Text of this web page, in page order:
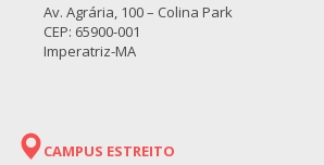
Av. Agrária, 100 – Colina Park
CEP: 65900-001
Imperatriz-MA
CAMPUS ESTREITO